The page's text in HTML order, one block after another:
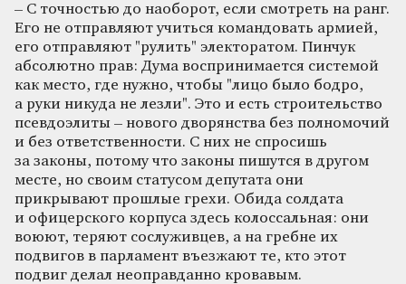
– С точностью до наоборот, если смотреть на ранг.
Его не отправляют учиться командовать армией,
его отправляют "рулить" электоратом. Пинчук
абсолютно прав: Дума воспринимается системой
как место, где нужно, чтобы "лицо было бодро,
а руки никуда не лезли". Это и есть строительство
псевдоэлиты – нового дворянства без полномочий
и без ответственности. С них не спросишь
за законы, потому что законы пишутся в другом
месте, но своим статусом депутата они
прикрывают прошлые грехи. Обида солдата
и офицерского корпуса здесь колоссальная: они
воюют, теряют сослуживцев, а на гребне их
подвигов в парламент въезжают те, кто этот
подвиг делал неоправданно кровавым.